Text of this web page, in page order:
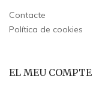
Contacte
Política de cookies
EL MEU COMPTE